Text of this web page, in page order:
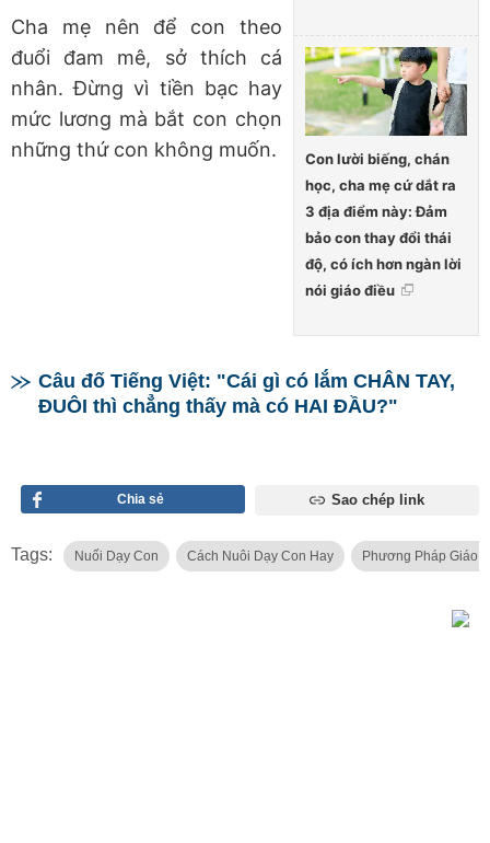
Con lười biếng, chán
học, cha mẹ cứ dắt ra
3 địa điểm này: Đảm
bảo con thay đổi thái
độ, có ích hơn ngàn lời
nói giáo điều
Cha mẹ nên để con theo
đuổi đam mê, sở thích cá
nhân. Đừng vì tiền bạc hay
mức lương mà bắt con chọn
những thứ con không muốn.
Câu đố Tiếng Việt: "Cái gì có lắm CHÂN TAY,
ĐUÔI thì chẳng thấy mà có HAI ĐẦU?"
Chia sẻ Sao chép link
Tags: Nuối Dạy Con Cách Nuôi Dạy Con Hay Phương Pháp Giáo